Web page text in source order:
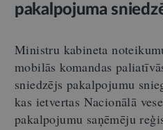
pakalpojuma
Ministru kabineta
mobilās komandas
sniedzējs pakalpojumu
kas ietvertas Nacionālā
pakalpojumu saņēmēju